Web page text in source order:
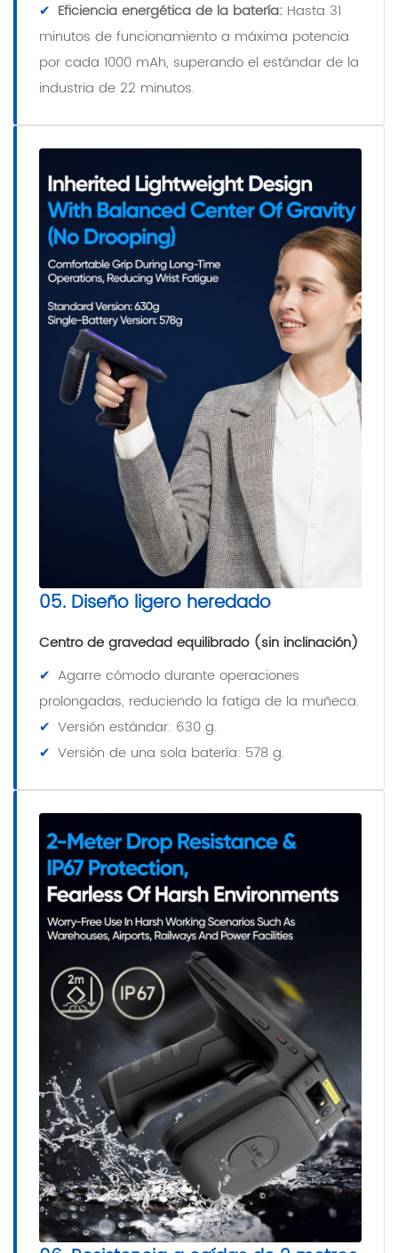
✔ Eficiencia energética de la batería: Hasta 31
minutos de funcionamiento a máxima potencia
por cada 1000 mAh, superando el estándar de la
industria de 22 minutos.
05. Diseño ligero heredado
Centro de gravedad equilibrado (sin inclinación)
✔ Agarre cómodo durante operaciones
prolongadas, reduciendo la fatiga de la muñeca.
✔ Versión estándar: 630 g.
✔ Versión de una sola batería: 578 g.